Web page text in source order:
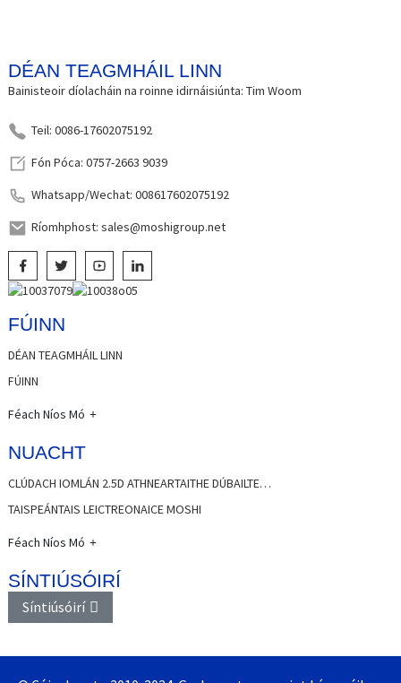
DÉAN TEAGMHÁIL LINN
Bainisteoir díolacháin na roinne idirnáisiúnta: Tim Woom
Teil: 0086-17602075192
Fón Póca: 0757-2663 9039
Whatsapp/Wechat: 008617602075192
Ríomhphost: sales@moshigroup.net
FÚINN
DÉAN TEAGMHÁIL LINN
FÚINN
Féach Níos Mó
NUACHT
CLÚDACH IOMLÁN 2.5D ATHNEARTAITHE DÚBAILTE…
TAISPEÁNTAIS LEICTREONAICE MOSHI
Féach Níos Mó
SÍNTIÚSÓIRÍ
Síntiúsóirí